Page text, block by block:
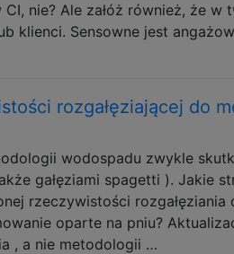
nie? Ale załóż również, że w
klienci. Sensowne jest
rozgałęziającej do
wodospadu zwykle
gałęziami spagetti ). Jakie
rzeczywistości rozgałęziania
oparte na pniu?
, a nie metodologii …